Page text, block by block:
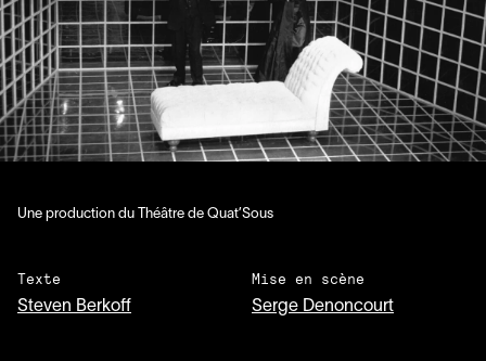
Une production du Théâtre de Quat’Sous
Texte
Steven Berkoff
Mise en scène
Serge Denoncourt